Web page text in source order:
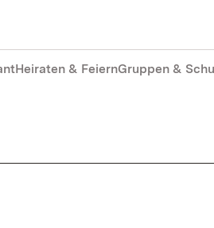
Heiraten & FeiernGruppen &